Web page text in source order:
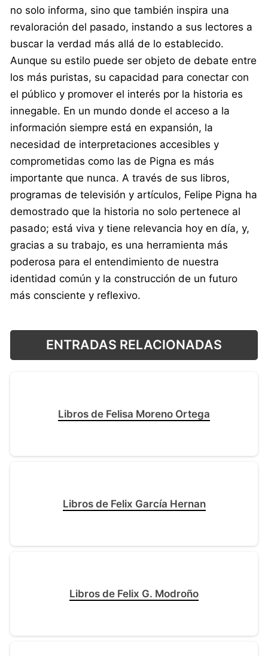
no solo informa, sino que también inspira una
revaloración del pasado, instando a sus lectores a
buscar la verdad más allá de lo establecido.
Aunque su estilo puede ser objeto de debate entre
los más puristas, su capacidad para conectar con
el público y promover el interés por la historia es
innegable. En un mundo donde el acceso a la
información siempre está en expansión, la
necesidad de interpretaciones accesibles y
comprometidas como las de Pigna es más
importante que nunca. A través de sus libros,
programas de televisión y artículos, Felipe Pigna ha
demostrado que la historia no solo pertenece al
pasado; está viva y tiene relevancia hoy en día, y,
gracias a su trabajo, es una herramienta más
poderosa para el entendimiento de nuestra
identidad común y la construcción de un futuro
más consciente y reflexivo.
ENTRADAS RELACIONADAS
Libros de Felisa Moreno Ortega
Libros de Felix García Hernan
Libros de Felix G. Modroño